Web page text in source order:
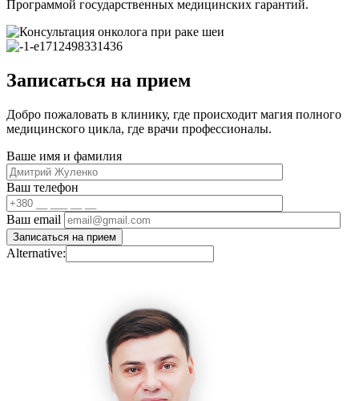
Программой государственных медицинских гарантий.
Записаться на прием
Добро пожаловать в клинику, где происходит магия полного
медицинского цикла, где врачи профессионалы.
Ваше имя и фамилия
Ваш телефон
Ваш email
Alternative: